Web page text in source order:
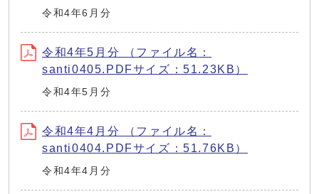
令和4年6月分
令和4年5月分 （ファイル名：
santi0405.PDFサイズ：51.23KB）
令和4年5月分
令和4年4月分 （ファイル名：
santi0404.PDFサイズ：51.76KB）
令和4年4月分